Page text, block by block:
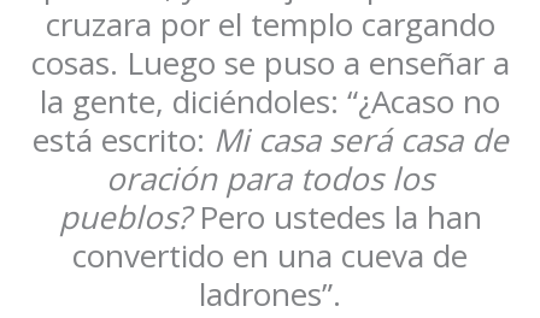
cruzara por el templo cargando
cosas. Luego se puso a enseñar a
la gente, diciéndoles: “¿Acaso no
está escrito: Mi casa será casa de
oración para todos los
pueblos?Pero ustedes la han
convertido en una cueva de
ladrones”.